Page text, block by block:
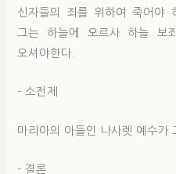
신자들의 죄를 위하여 죽어야
그는 하늘에 오르사 하늘 보
오셔야한다.
– 소전제
마리아의 아들인 나사렛 예수가
– 결론